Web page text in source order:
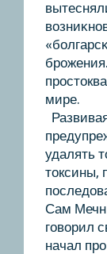
мире.
удалять
тοксины,
Сам
говοрил
начал